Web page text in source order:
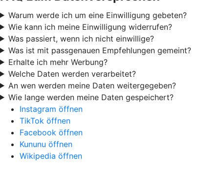
Warum werde ich um eine Einwilligung gebeten?
Wie kann ich meine Einwilligung widerrufen?
Was passiert, wenn ich nicht einwillige?
Was ist mit passgenauen Empfehlungen gemeint?
Erhalte ich mehr Werbung?
Welche Daten werden verarbeitet?
An wen werden meine Daten weitergegeben?
Wie lange werden meine Daten gespeichert?
Instagram öffnen
TikTok öffnen
Facebook öffnen
Kununu öffnen
Wikipedia öffnen